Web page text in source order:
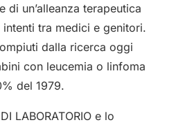
di un’alleanza terapeutica
intenti tra medici e genitori.
dalla ricerca oggi
con leucemia o linfoma
del 1979.
LABORATORIO e lo